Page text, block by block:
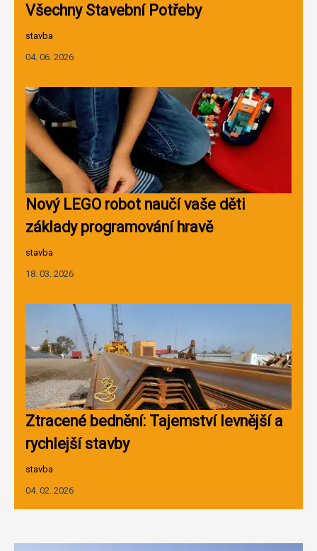
Všechny Stavební Potřeby
stavba
04. 06. 2026
Nový LEGO robot naučí vaše děti
základy programování hravě
stavba
18. 03. 2026
Ztracené bednění: Tajemství levnější a
rychlejší stavby
stavba
04. 02. 2026